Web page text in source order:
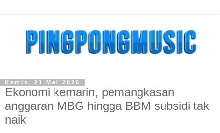
Kamis, 21 Mei 2026
Ekonomi kemarin, pemangkasan
anggaran MBG hingga BBM subsidi tak
naik